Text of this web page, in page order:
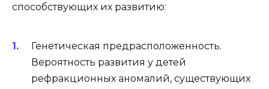
способствующих их развитию:
Генетическая предрасположенность.
Вероятность развития у детей
рефракционных аномалий, существующих